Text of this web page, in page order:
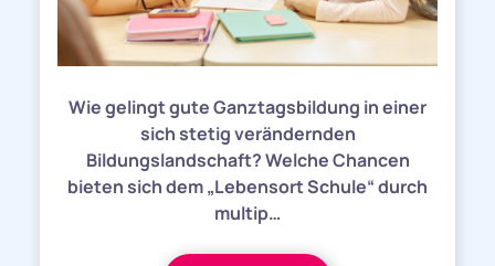
Wie gelingt gute Ganztagsbildung in einer
sich stetig verändernden
Bildungslandschaft? Welche Chancen
bieten sich dem „Lebensort Schule“ durch
multip…